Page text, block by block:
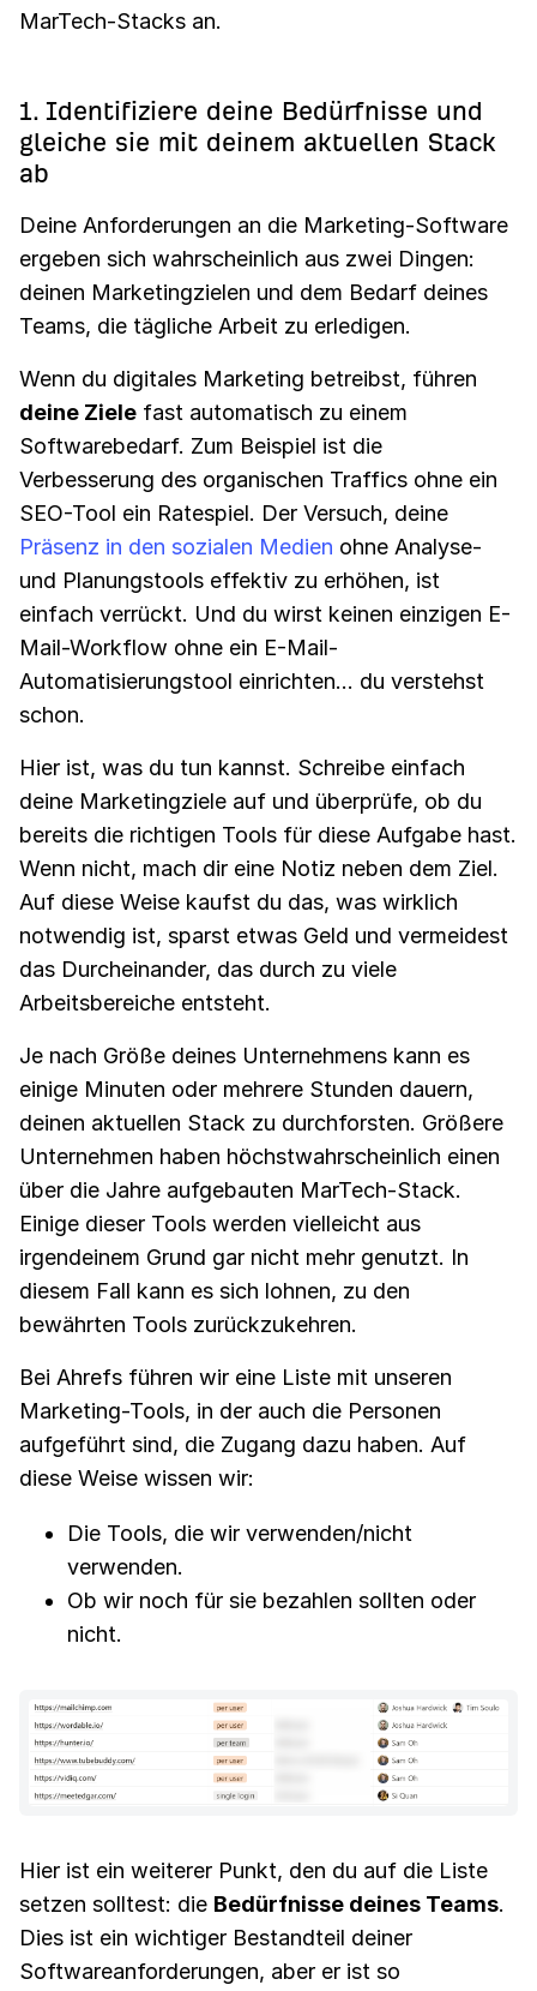
MarTech-Stacks an.
1. Identifiziere deine Bedürfnisse und
gleiche sie mit deinem aktuellen Stack
ab
Deine Anforderungen an die Marketing-Software
ergeben sich wahrscheinlich aus zwei Dingen:
deinen Marketingzielen und dem Bedarf deines
Teams, die tägliche Arbeit zu erledigen.
Wenn du digitales Marketing betreibst, führen
deine Ziele fast automatisch zu einem
Softwarebedarf. Zum Beispiel ist die
Verbesserung des organischen Traffics ohne ein
SEO-Tool ein Ratespiel. Der Versuch, deine
Präsenz in den sozialen Medien ohne Analyse-
und Planungstools effektiv zu erhöhen, ist
einfach verrückt. Und du wirst keinen einzigen E-
Mail-Workflow ohne ein E-Mail-
Automatisierungstool einrichten... du verstehst
schon.
Hier ist, was du tun kannst. Schreibe einfach
deine Marketingziele auf und überprüfe, ob du
bereits die richtigen Tools für diese Aufgabe hast.
Wenn nicht, mach dir eine Notiz neben dem Ziel.
Auf diese Weise kaufst du das, was wirklich
notwendig ist, sparst etwas Geld und vermeidest
das Durcheinander, das durch zu viele
Arbeitsbereiche entsteht.
Je nach Größe deines Unternehmens kann es
einige Minuten oder mehrere Stunden dauern,
deinen aktuellen Stack zu durchforsten. Größere
Unternehmen haben höchstwahrscheinlich einen
über die Jahre aufgebauten MarTech-Stack.
Einige dieser Tools werden vielleicht aus
irgendeinem Grund gar nicht mehr genutzt. In
diesem Fall kann es sich lohnen, zu den
bewährten Tools zurückzukehren.
Bei Ahrefs führen wir eine Liste mit unseren
Marketing-Tools, in der auch die Personen
aufgeführt sind, die Zugang dazu haben. Auf
diese Weise wissen wir:
Die Tools, die wir verwenden/nicht
verwenden.
Ob wir noch für sie bezahlen sollten oder
nicht.
Hier ist ein weiterer Punkt, den du auf die Liste
setzen solltest: die Bedürfnisse deines Teams.
Dies ist ein wichtiger Bestandteil deiner
Softwareanforderungen, aber er ist so